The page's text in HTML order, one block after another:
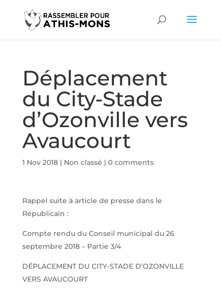
Déplacement
du City-Stade
d’Ozonville vers
Avaucourt
1 Nov 2018| Non classé | 0 comments
Rappel suite à article de presse dans le
Républicain :
Compte rendu du Conseil municipal du 26
septembre 2018 – Partie 3/4
DÉPLACEMENT DU CITY-STADE D’OZONVILLE
VERS AVAUCOURT